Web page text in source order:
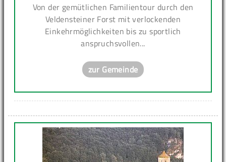
Von der gemütlichen Familientour durch den
Veldensteiner Forst mit verlockenden
Einkehrmöglichkeiten bis zu sportlich
anspruchsvollen...
zur Gemeinde